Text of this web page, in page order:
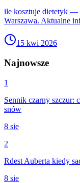
ile kosztuje dietetyk —
Warszawa. Aktualne
15 kwi 2026
Najnowsze
1
Sennik czarny szczur:
snów
8 sie
2
Rdest Auberta kiedy
8 sie